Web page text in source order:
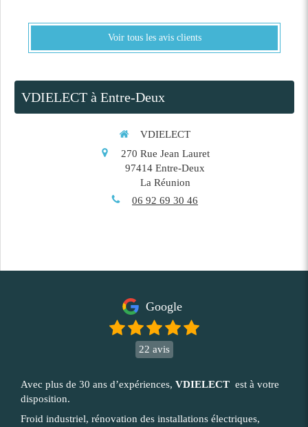
Voir tous les avis clients
VDIELECT à Entre-Deux
VDIELECT
270 Rue Jean Lauret
97414 Entre-Deux
La Réunion
06 92 69 30 46
Google
22 avis
Avec plus de 30 ans d’expériences, VDIELECT est à votre
disposition.
Froid industriel, rénovation des installations électriques,